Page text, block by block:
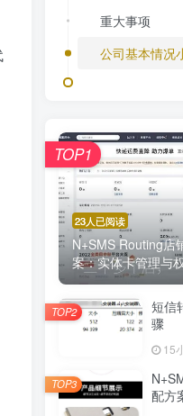
重大事项
公司基本情况
23人已阅读
N+SMS Routing店
案：实体卡管理与
TOP1
短信
骤
15
TOP2
配方
TOP3